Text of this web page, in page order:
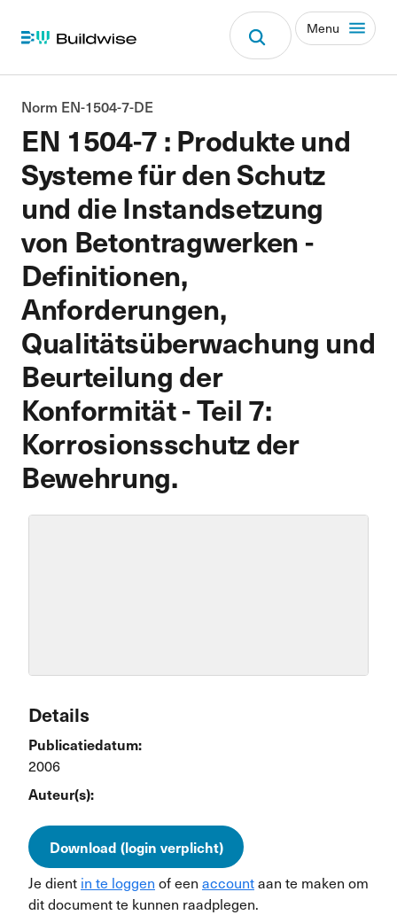
Menu
EN 1504-7 : Produkte und
Systeme für den Schutz
und die Instandsetzung
von Betontragwerken -
Definitionen,
Anforderungen,
Qualitätsüberwachung und
Beurteilung der
Konformität - Teil 7:
Korrosionsschutz der
Bewehrung.
Norm EN-1504-7-DE
Details
Publicatiedatum:
2006
Auteur(s):
Download (login verplicht)
Je dient in te loggen of een accountaan te maken om
dit document te kunnen raadplegen.